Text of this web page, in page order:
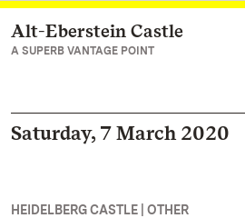
Navigate to main page
Alt-Eberstein Castle
A SUPERB VANTAGE POINT
Saturday, 7 March 2020
HEIDELBERG CASTLE | OTHER